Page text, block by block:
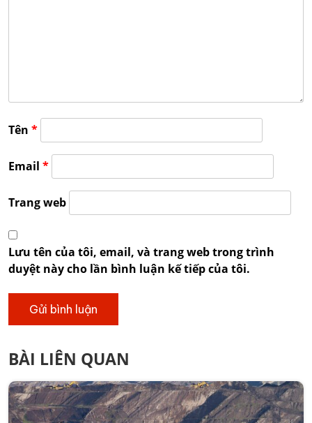
Tên *
Email *
Trang web
Lưu tên của tôi, email, và trang web trong trình
duyệt này cho lần bình luận kế tiếp của tôi.
BÀI LIÊN QUAN